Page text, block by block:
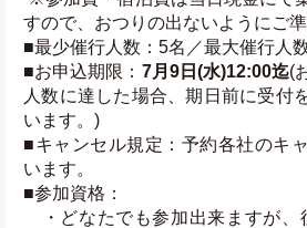
すので、おつりの出ないようにご準
■最少催行人数：5名／最大催行人
■お申込期限： 7月9日(水)12:00迄(
人数に達した場合、期日前に受付
います。)
■キャンセル規定：予約各社のキ
います。
■参加資格：
・どなたでも参加出来ますが、